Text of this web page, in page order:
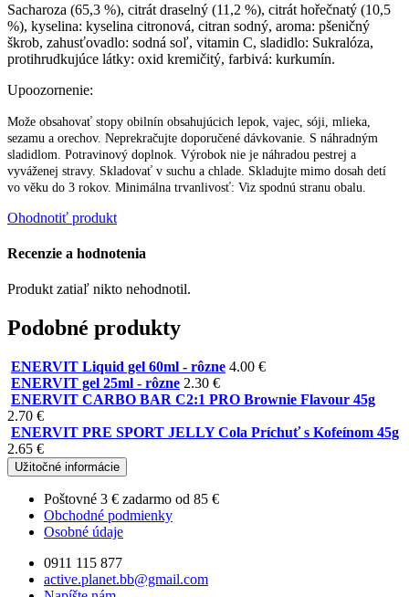
Sacharoza (65,3 %), citrát draselný (11,2 %), citrát hořečnatý (10,5
%), kyselina: kyselina citronová, citran sodný, aroma: pšeničný
škrob, zahusťovadlo: sodná soľ, vitamin C, sladidlo: Sukralóza,
protihrudkujúce látky: oxid kremičitý, farbivá: kurkumín.
Upoozornenie:
Može obsahovať stopy obilnín obsahujúcich lepok, vajec, sóji, mlieka,
sezamu a orechov. Neprekračujte doporučené dávkovanie. S náhradným
sladidlom. Potravinový doplnok. Výrobok nie je náhradou pestrej a
vyváženej stravy. Skladovať v suchu a chlade. Skladujte mimo dosah detí
vo věku do 3 rokov. Minimálna trvanlivosť: Viz spodnú stranu obalu.
Ohodnotiť produkt
Recenzie a hodnotenia
Produkt zatiaľ nikto nehodnotil.
Podobné produkty
ENERVIT Liquid gel 60ml - rôzne 4.00 €
ENERVIT gel 25ml - rôzne 2.30 €
ENERVIT CARBO BAR C2:1 PRO Brownie Flavour 45g
2.70 €
ENERVIT PRE SPORT JELLY Cola Príchuť s Kofeínom 45g
2.65 €
Užitočné informácie
Poštovné 3 € zadarmo od 85 €
Obchodné podmienky
Osobné údaje
0911 115 877
active.planet.bb@gmail.com